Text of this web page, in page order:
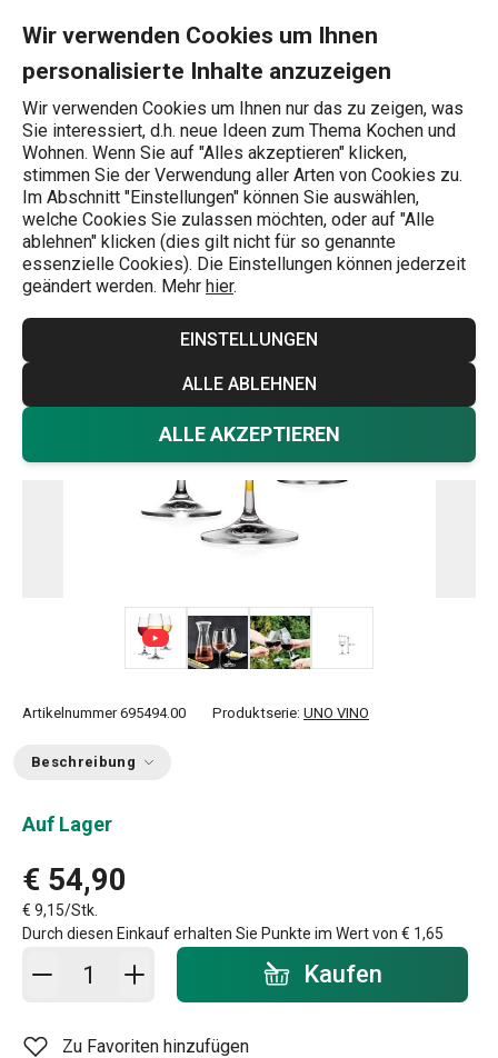
Wir verwenden Cookies um Ihnen
personalisierte Inhalte anzuzeigen
Wir verwenden Cookies um Ihnen nur das zu zeigen, was
Sie interessiert, d.h. neue Ideen zum Thema Kochen und
Wohnen. Wenn Sie auf "Alles akzeptieren" klicken,
stimmen Sie der Verwendung aller Arten von Cookies zu.
Im Abschnitt "Einstellungen" können Sie auswählen,
welche Cookies Sie zulassen möchten, oder auf "Alle
ablehnen" klicken (dies gilt nicht für so genannte
essenzielle Cookies). Die Einstellungen können jederzeit
geändert werden. Mehr hier.
EINSTELLUNGEN
ALLE ABLEHNEN
ALLE AKZEPTIEREN
Wonach suchen Sie?
Weingläser
Weingläser UNO VINO 350 ml, 6 St.
Versandkostenfrei
Artikelnummer 695494.00 Produktserie: UNO VINO
Beschreibung
Auf Lager
€ 54,90
€ 9,15/Stk.
Durch diesen Einkauf erhalten Sie Punkte im Wert von € 1,65
In den Warenkorb - Menge Kaufen
Zu Favoriten hinzufügen